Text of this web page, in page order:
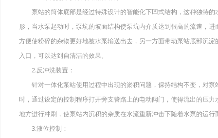
使用成都玻璃钢化粪池的七大好处你都记住了吗？
泵站的筒体底部是经过特殊设计的智能化下凹式结构，这种独特的
形，当水泵起动时，泵坑的坡面结构使泵坑内介质达到很高的流速，
方便使粉碎的杂物更好地被水泵输送出去，另一方面带动泵站底部沉
入口，可以达到自清洁的效果。
2.反冲洗装置：
针对一体化泵站使用过程中出现的淤积问题，保持结构不变，对泵
时，通过设定的控制程序打开旁支管路上的电动阀门，使得流出的压
地方进行冲刷，使泵站内沉积的杂质在水流重新冲击下随着水泵的运
3.液位控制：